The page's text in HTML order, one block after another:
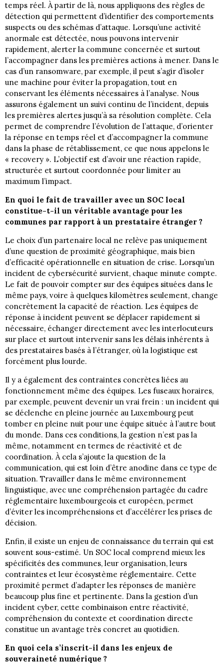
temps réel. À partir de là, nous appliquons des règles de
détection qui permettent d’identifier des comportements
suspects ou des schémas d’attaque. Lorsqu’une activité
anormale est détectée, nous pouvons intervenir
rapidement, alerter la commune concernée et surtout
l’accompagner dans les premières actions à mener. Dans le
cas d’un ransomware, par exemple, il peut s’agir d’isoler
une machine pour éviter la propagation, tout en
conservant les éléments nécessaires à l’analyse. Nous
assurons également un suivi continu de l’incident, depuis
les premières alertes jusqu’à sa résolution complète. Cela
permet de comprendre l’évolution de l’attaque, d’orienter
la réponse en temps réel et d’accompagner la commune
dans la phase de rétablissement, ce que nous appelons le
« recovery ». L’objectif est d’avoir une réaction rapide,
structurée et surtout coordonnée pour limiter au
maximum l’impact.
En quoi le fait de travailler avec un SOC local
constitue-t-il un véritable avantage pour les
communes par rapport à un prestataire étranger ?
Le choix d’un partenaire local ne relève pas uniquement
d’une question de proximité géographique, mais bien
d’efficacité opérationnelle en situation de crise. Lorsqu’un
incident de cybersécurité survient, chaque minute compte.
Le fait de pouvoir compter sur des équipes situées dans le
même pays, voire à quelques kilomètres seulement, change
concrètement la capacité de réaction. Les équipes de
réponse à incident peuvent se déplacer rapidement si
nécessaire, échanger directement avec les interlocuteurs
sur place et surtout intervenir sans les délais inhérents à
des prestataires basés à l’étranger, où la logistique est
forcément plus lourde.
Il y a également des contraintes concrètes liées au
fonctionnement même des équipes. Les fuseaux horaires,
par exemple, peuvent devenir un vrai frein : un incident qui
se déclenche en pleine journée au Luxembourg peut
tomber en pleine nuit pour une équipe située à l’autre bout
du monde. Dans ces conditions, la gestion n’est pas la
même, notamment en termes de réactivité et de
coordination. À cela s’ajoute la question de la
communication, qui est loin d’être anodine dans ce type de
situation. Travailler dans le même environnement
linguistique, avec une compréhension partagée du cadre
réglementaire luxembourgeois et européen, permet
d’éviter les incompréhensions et d’accélérer les prises de
décision.
Enfin, il existe un enjeu de connaissance du terrain qui est
souvent sous-estimé. Un SOC local comprend mieux les
spécificités des communes, leur organisation, leurs
contraintes et leur écosystème réglementaire. Cette
proximité permet d’adapter les réponses de manière
beaucoup plus fine et pertinente. Dans la gestion d’un
incident cyber, cette combinaison entre réactivité,
compréhension du contexte et coordination directe
constitue un avantage très concret au quotidien.
En quoi cela s’inscrit-il dans les enjeux de
souveraineté numérique ?